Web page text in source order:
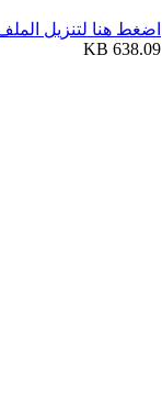
اضغط هنا لتنزيل
638.09 KB